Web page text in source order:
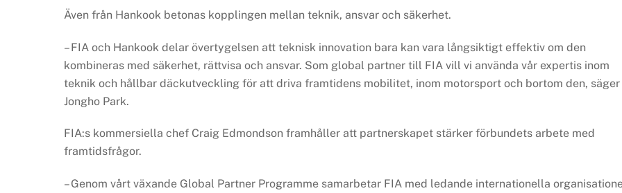
Även från Hankook betonas kopplingen mellan teknik, ansvar och säkerhet.
– FIA och Hankook delar övertygelsen att teknisk innovation bara kan vara långsiktigt effektiv om den
kombineras med säkerhet, rättvisa och ansvar. Som global partner till FIA vill vi använda vår expertis inom
teknik och hållbar däckutveckling för att driva framtidens mobilitet, inom motorsport och bortom den, säger
Jongho Park.
FIA:s kommersiella chef Craig Edmondson framhåller att partnerskapet stärker förbundets arbete med
framtidsfrågor.
– Genom vårt växande Global Partner Programme samarbetar FIA med ledande internationella